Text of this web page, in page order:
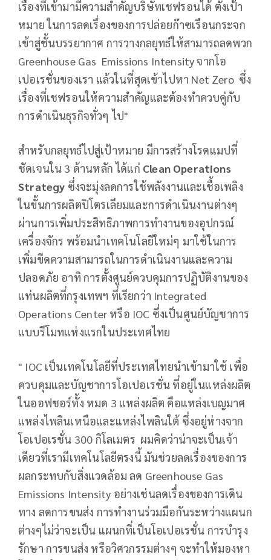
เรื่องที่เข้ามามีความสำคัญบริษัทเชฟรอนได้ ตั้งเป้า
หมาย ในการลดเรื่องของการปล่อยก๊าซเรือนกระจก
เข้าสู่ชั้นบรรยากาศ การวางกลยุทธ์ให้สามารถลดพวก
Greenhouse Gas Emissions Intensity จากโอ
เปอเรชั่นของเรา แล้วในที่สุดเข้าไปหา Net Zero ซึ่ง
เรื่องที่เชฟรอนให้ความสำคัญและต้องทำควบคู่กับ
การดำเนินธุรกิจทั่วๆ ไป"
สำหรับกลยุทธ์ไปสู่เป้าหมาย มีการสร้างโรดแมปที่
ชัดเจนใน 3 ด้านหลัก ได้แก่ Clean Operations
Strategy ซึ่งจะมุ่งลดการใช้พลังงานและเชื้อเพลิง
ในขั้นการผลิตปิโตรเลียมและการดำเนินงานต่างๆ
ผ่านการเพิ่มประสิทธิภาพการทำงานของอุปกรณ์
เครื่องจักร พร้อมนำเทคโนโลยีใหม่ๆ มาใช้ในการ
เพิ่มขีดความสามารถในการดำเนินงานและความ
ปลอดภัย อาทิ การตั้งศูนย์ควบคุมการปฏิบัติงานของ
แท่นผลิตที่กรุงเทพฯ ที่เรียกว่า Integrated
Operations Center หรือ IOC ซึ่งเป็นศูนย์บัญชาการ
แบบรีโมทแห่งแรกในประเทศไทย
" IOC เป็นเทคโนโลยีที่ประเทศไทยนำเข้ามาใช้ เพื่อ
ควบคุมและบัญชาการโอเปอเรชั่น ที่อยู่ในแหล่งผลิต
ในออฟชอร์ทั้ง หมด 3 แหล่งผลิต คือแหล่งเบญมาศ
แหล่งไพลินเหนือและแหล่งไพลินใต้ ซึ่งอยู่ห่างจาก
โอเปอเรชั่น 300 กิโลเมตร ผมคิดว่าน่าจะเป็นเจ้า
เดียวที่เรามีเทคโนโลยีตรงนี้ มันช่วยลดเรื่องของการ
ผลกระทบกับสิ่งแวดล้อม ลด Greenhouse Gas
Emissions Intensity อย่างเช่นลดเรื่องของการเดิน
ทาง ลดการขนส่ง การทำงานร่วมมือกันระหว่างแผนก
ต่างๆไม่ว่าจะเป็น แผนกที่เป็นโอเปอเรชั่น การบำรุง
รักษา การขนส่ง หรือวิศวกรรมต่างๆ จะทำให้มองหา